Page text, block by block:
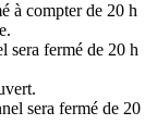
à compter de 20 h
sera fermé de 20 h
sera fermé de 20